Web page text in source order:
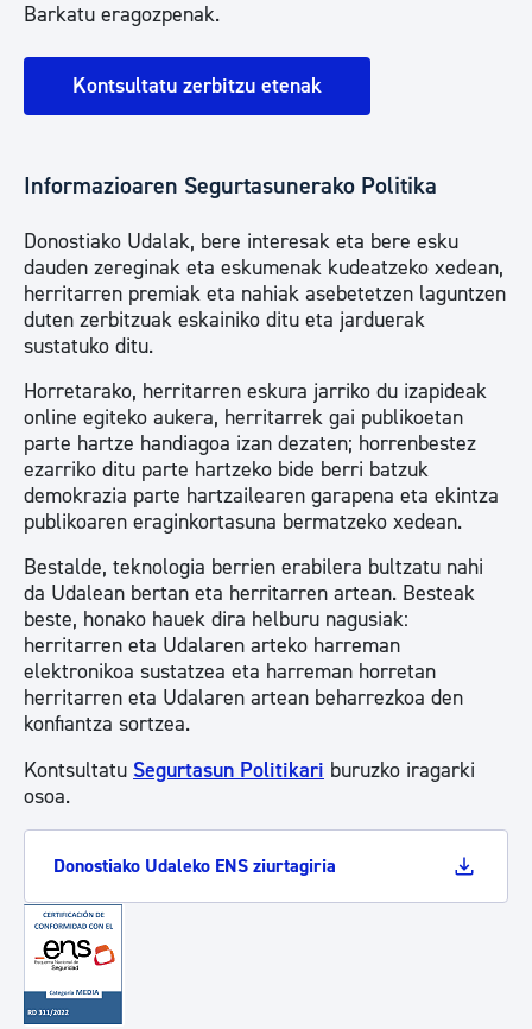
Barkatu eragozpenak.
Kontsultatu zerbitzu etenak
Informazioaren Segurtasunerako Politika
Donostiako Udalak, bere interesak eta bere esku
dauden zereginak eta eskumenak kudeatzeko xedean,
herritarren premiak eta nahiak asebetetzen laguntzen
duten zerbitzuak eskainiko ditu eta jarduerak
sustatuko ditu.
Horretarako, herritarren eskura jarriko du izapideak
online egiteko aukera, herritarrek gai publikoetan
parte hartze handiagoa izan dezaten; horrenbestez
ezarriko ditu parte hartzeko bide berri batzuk
demokrazia parte hartzailearen garapena eta ekintza
publikoaren eraginkortasuna bermatzeko xedean.
Bestalde, teknologia berrien erabilera bultzatu nahi
da Udalean bertan eta herritarren artean. Besteak
beste, honako hauek dira helburu nagusiak:
herritarren eta Udalaren arteko harreman
elektronikoa sustatzea eta harreman horretan
herritarren eta Udalaren artean beharrezkoa den
konfiantza sortzea.
Kontsultatu Segurtasun Politikari buruzko iragarki
osoa.
Donostiako Udaleko ENS ziurtagiria